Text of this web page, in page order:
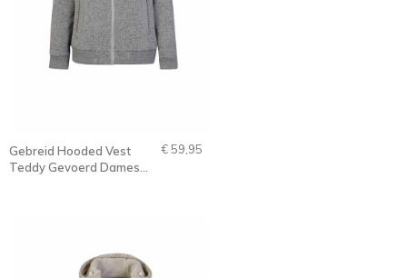
Gebreid Hooded Vest
Teddy Gevoerd Dames
€ 59,95